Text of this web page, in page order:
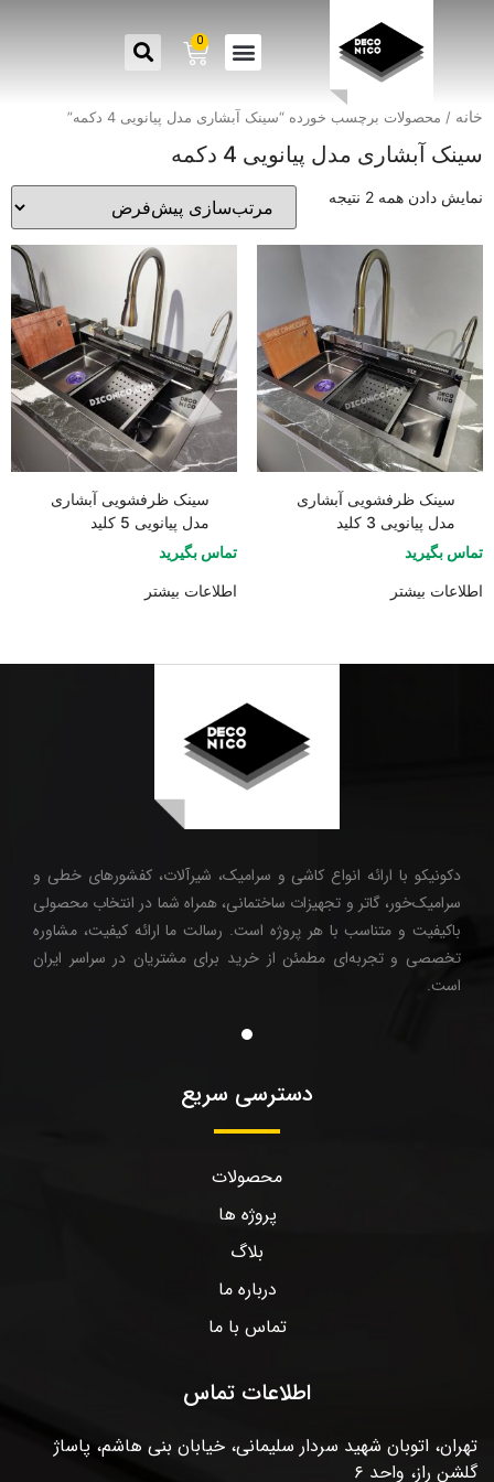
0
خانه / محصولات برچسب خورده “سینک آبشاری مدل پیانویی 4 دکمه”
سینک آبشاری مدل پیانویی 4 دکمه
نمایش دادن همه 2 نتیجه
سینک ظرفشویی آبشاری
مدل پیانویی 3 کلید
تماس بگیرید
اطلاعات بیشتر
سینک ظرفشویی آبشاری
مدل پیانویی 5 کلید
تماس بگیرید
اطلاعات بیشتر
دکونیکو با ارائه انواع کاشی و سرامیک، شیرآلات، کفشورهای خطی و
سرامیک‌خور، گاتر و تجهیزات ساختمانی، همراه شما در انتخاب محصولی
باکیفیت و متناسب با هر پروژه است. رسالت ما ارائه کیفیت، مشاوره
تخصصی و تجربه‌ای مطمئن از خرید برای مشتریان در سراسر ایران
است.
دسترسی سریع
محصولات
پروژه ها
بلاگ
درباره ما
تماس با ما
اطلاعات تماس
تهران، اتوبان شهید سردار سلیمانی، خیابان بنی هاشم، پاساژ
گلشن راز، واحد ۶